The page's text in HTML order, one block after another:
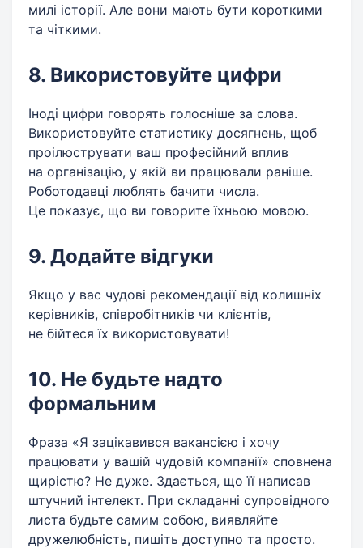
милі історії. Але вони мають бути короткими
та чіткими.
8. Використовуйте цифри
Іноді цифри говорять голосніше за слова.
Використовуйте статистику досягнень, щоб
проілюструвати ваш професійний вплив
на організацію, у якій ви працювали раніше.
Роботодавці люблять бачити числа.
Це показує, що ви говорите їхньою мовою.
9. Додайте відгуки
Якщо у вас чудові рекомендації від колишніх
керівників, співробітників чи клієнтів,
не бійтеся їх використовувати!
10. Не будьте надто
формальним
Фраза «Я зацікавився вакансією і хочу
працювати у вашій чудовій компанії» сповнена
щирістю? Не дуже. Здається, що її написав
штучний інтелект. При складанні супровідного
листа будьте самим собою, виявляйте
дружелюбність, пишіть доступно та просто.